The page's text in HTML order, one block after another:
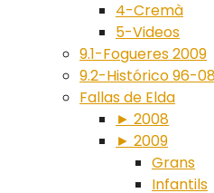
4-Cremà
5-Videos
9.1-Fogueres 2009
9.2-Histórico 96-
Fallas de Elda
► 2008
► 2009
Grans
Infantils